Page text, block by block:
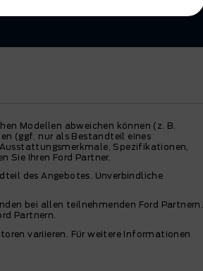
Modellen abweichen können (z. B.
(ggf. nur als Bestandteil eines
Spezifikationen,
Sie Ihren Ford Partner.
des Angebotes. Unverbindliche
bei allen teilnehmenden Ford Partnern.
Partnern.
variieren. Für weitere Informationen